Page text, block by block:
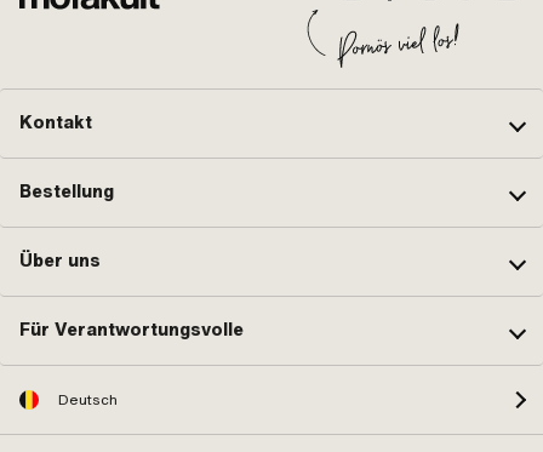
Kontakt
Bestellung
Über uns
Für Verantwortungsvolle
Deutsch